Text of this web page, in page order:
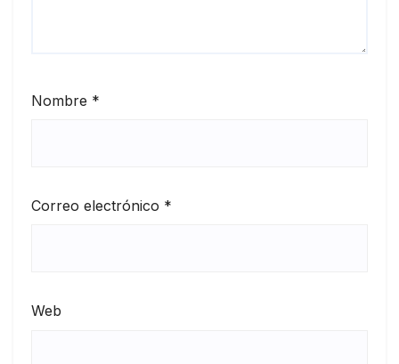
Nombre *
Correo electrónico *
Web